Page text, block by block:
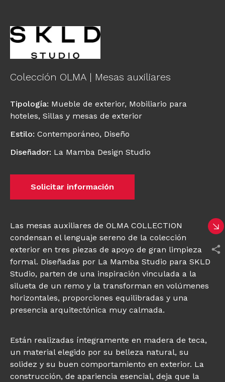
Colección OLMA | Mesas auxiliares
Tipología: Mueble de exterior, Mobiliario para
hoteles, Sillas y mesas de exterior
Estilo: Contemporáneo, Diseño
Diseñador: La Mamba Design Studio
Solicitar información
Las mesas auxiliares de OLMA COLLECTION
condensan el lenguaje sereno de la colección
exterior en tres piezas de apoyo de gran limpieza
formal. Diseñadas por La Mamba Studio para SKLD
Studio, parten de una inspiración vinculada a la
silueta de un remo y la transforman en volúmenes
horizontales, proporciones equilibradas y una
presencia arquitectónica muy calmada.
Están realizadas íntegramente en madera de teca,
un material elegido por su belleza natural, su
solidez y su buen comportamiento en exterior. La
construcción, de apariencia esencial, deja que la